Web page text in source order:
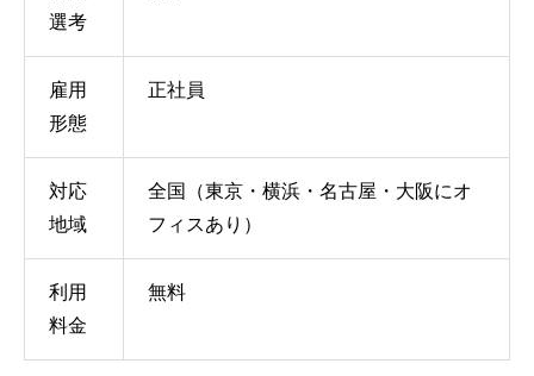
選考
雇用
形態
正社員
対応
地域
全国（東京・横浜・名古屋・大阪にオ
フィスあり）
利用
料金
無料